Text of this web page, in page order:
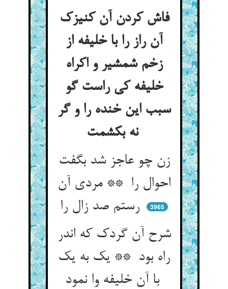
فاش کردن آن کنیزک
آن راز را با خلیفه از
زخم شمشیر و اکراه
خلیفه کی راست گو
سبب این خنده را و گر
نه بکشمت
زن چو عاجز شد بگفت
احوال را ** مردی آن
3965
شرح آن گردک که اندر
راه بود ** یک به یک
با آن خلیفه وا نمود